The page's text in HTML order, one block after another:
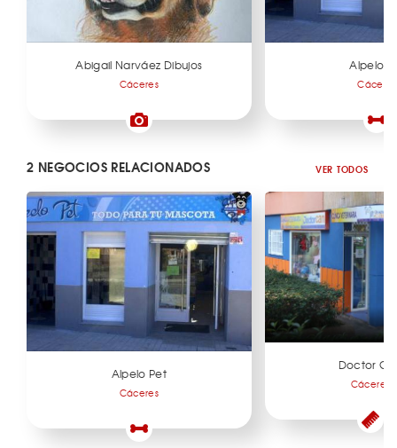
Abigail Narváez Dibujos
Cáceres
Alpelo
Cáceres
2 NEGOCIOS RELACIONADOS VER TODOS
Alpelo Pet
Cáceres
Doctor
Cáceres